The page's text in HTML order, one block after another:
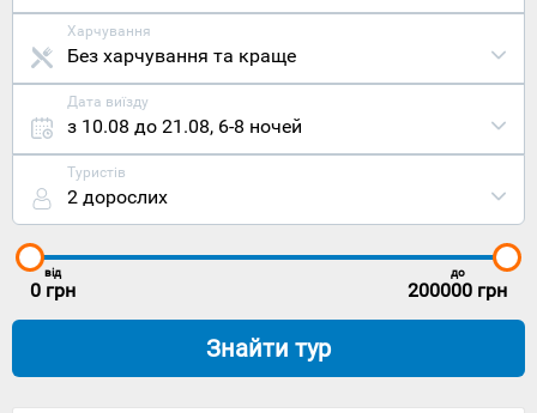
Харчування
Без харчування та краще
Дата виїзду
з 10.08 до 21.08, 6-8 ночей
Туристів
2 дорослих
від
0 грн
до
200000 грн
Знайти тур